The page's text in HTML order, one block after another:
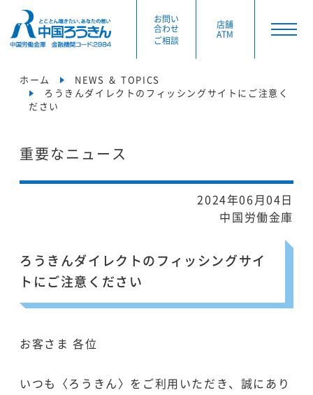
お問い
合わせ
ご相談
店舗
ATM
ホーム
NEWS ＆ TOPICS
ろうきんダイレクトのフィッシングサイトにご注意く
ださい
重要なニュース
2024年06月04日
中国労働金庫
ろうきんダイレクトのフィッシングサイ
トにご注意ください
お客さま 各位
いつも〈ろうきん〉をご利用いただき、誠にあり